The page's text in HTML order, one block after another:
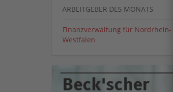
ARBEITGEBER DES MONATS
Finanzverwaltung für Nordrhein-
Westfalen